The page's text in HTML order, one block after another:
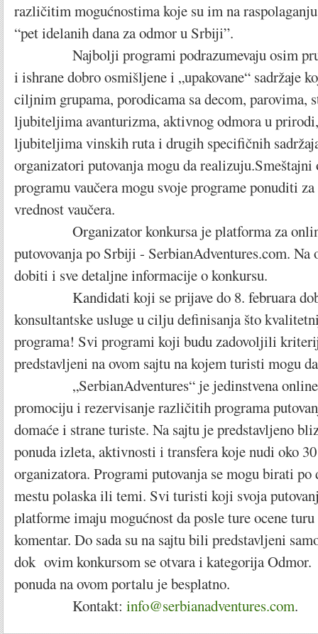
različitim mogućnostima koje su im na
“pet idelanih dana za odmor u Srbiji”.
Najbolji programi podrazumevaju osim
i ishrane dobro osmišljene i „upakovane“ sadržaje
ciljnim grupama, porodicama sa decom, parovima,
ljubiteljima avanturizma, aktivnog odmora u
ljubiteljima vinskih ruta i drugih specifičnih
organizatori putovanja mogu da
programu vaučera mogu svoje programe ponuditi
vrednost vaučera.
Organizator konkursa je platforma za
putovovanja po Srbiji - SerbianAdventures.com. Na
dobiti i sve detaljne informacije o konkursu.
Kandidati koji se prijave do 8. februara
konsultantske usluge u cilju definisanja što
programa! Svi programi koji budu zadovoljili
predstavljeni na ovom sajtu na kojem turisti mogu
„SerbianAdventures“ je jedinstvena online
promociju i rezervisanje različitih programa
domaće i strane turiste. Na sajtu je predstavljeno
ponuda izleta, aktivnosti i transfera koje nudi oko
organizatora. Programi putovanja se mogu birati
mestu polaska ili temi. Svi turisti koji svoja
platforme imaju mogućnost da posle ture ocene
komentar. Do sada su na sajtu bili predstavljeni
dok ovim konkursom se otvara i kategorija
ponuda na ovom portalu je besplatno.
Kontakt: info@serbianadventures.com.